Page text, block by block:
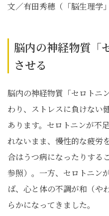
文／有田秀穂（「脳生理学
脳内の神経物質「
させる
脳内の神経物質「セロトニ
わり、ストレスに負けない
あります。セロトニンが不
れないまま、慢性的な疲労
合はうつ病になったりする
参照）。一方、セロトニン
ば、心と体の不調が和（や
らかになってきました。